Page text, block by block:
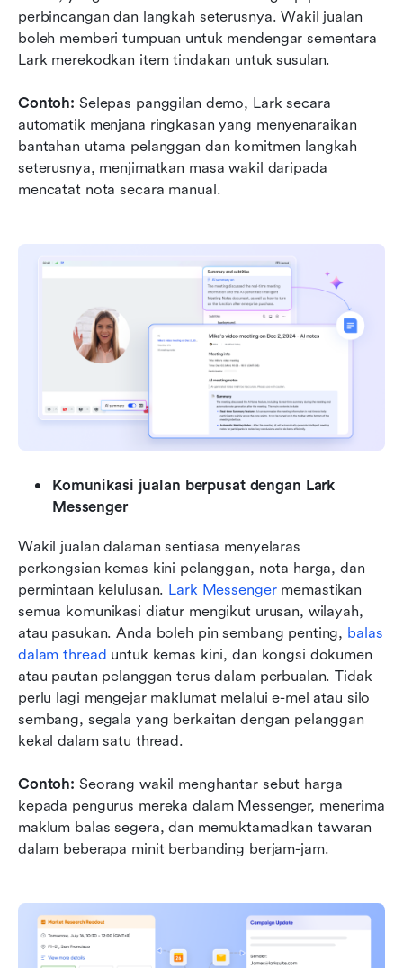
perbincangan dan langkah seterusnya. Wakil jualan
boleh memberi tumpuan untuk mendengar sementara
Lark merekodkan item tindakan untuk susulan.
Contoh: Selepas panggilan demo, Lark secara
automatik menjana ringkasan yang menyenaraikan
bantahan utama pelanggan dan komitmen langkah
seterusnya, menjimatkan masa wakil daripada
mencatat nota secara manual.
Komunikasi jualan berpusat dengan Lark
Messenger
Wakil jualan dalaman sentiasa menyelaras
perkongsian kemas kini pelanggan, nota harga, dan
permintaan kelulusan. Lark Messenger memastikan
semua komunikasi diatur mengikut urusan, wilayah,
atau pasukan. Anda boleh pin sembang penting, balas
dalam thread untuk kemas kini, dan kongsi dokumen
atau pautan pelanggan terus dalam perbualan. Tidak
perlu lagi mengejar maklumat melalui e-mel atau silo
sembang, segala yang berkaitan dengan pelanggan
kekal dalam satu thread.
Contoh: Seorang wakil menghantar sebut harga
kepada pengurus mereka dalam Messenger, menerima
maklum balas segera, dan memuktamadkan tawaran
dalam beberapa minit berbanding berjam-jam.